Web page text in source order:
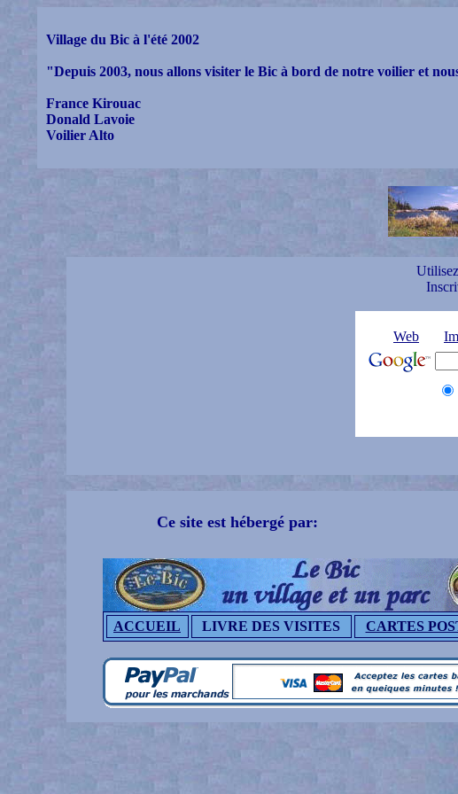
Village du Bic à l'été 2002
"Depuis 2003, nous allons visiter le Bic à bord de notre voilier et
France Kirouac
Donald Lavoie
Voilier Alto
Web
Ce site est hébergé par:
ACCUEIL LIVRE DES VISITES CARTES